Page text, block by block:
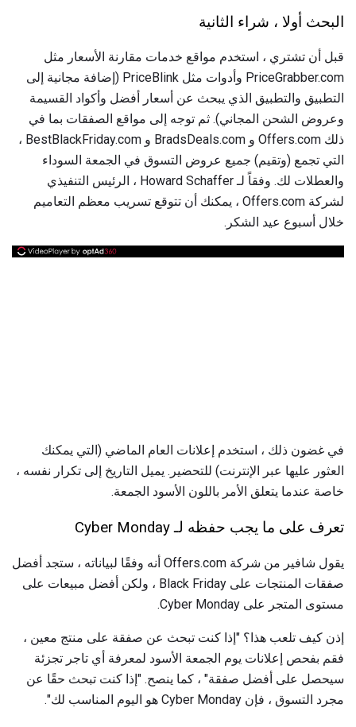
البحث أولا ، شراء الثانية
قبل أن تشتري ، استخدم مواقع خدمات مقارنة الأسعار مثل
PriceGrabber.com وأدوات مثل PriceBlink (إضافة مجانية إلى
التطبيق والتطبيق الذي يبحث عن أسعار أفضل وأكواد القسيمة
وعروض الشحن المجاني). ثم توجه إلى مواقع الصفقات بما في
ذلك Offers.com و BradsDeals.com و BestBlackFriday.com ،
التي تجمع (وتقيم) جميع عروض التسوق في الجمعة السوداء
والعطلات لك. وفقاً لـ Howard Schaffer ، الرئيس التنفيذي
لشركة Offers.com ، يمكنك أن تتوقع تسريب معظم التعاميم
خلال أسبوع عيد الشكر.
في غضون ذلك ، استخدم إعلانات العام الماضي (التي يمكنك
العثور عليها عبر الإنترنت) للتحضير. يميل التاريخ إلى تكرار نفسه ،
خاصة عندما يتعلق الأمر باللون الأسود الجمعة.
تعرف على ما يجب حفظه لـ Cyber ​​Monday
يقول شافير من شركة Offers.com أنه وفقًا لبياناته ، ستجد أفضل
صفقات المنتجات على Black Friday ، ولكن أفضل مبيعات على
مستوى المتجر على Cyber ​​Monday.
إذن كيف تلعب هذا؟ "إذا كنت تبحث عن صفقة على منتج معين ،
فقم بفحص إعلانات يوم الجمعة الأسود لمعرفة أي تاجر تجزئة
سيحصل على أفضل صفقة" ، كما ينصح. "إذا كنت تبحث حقًا عن
مجرد التسوق ، فإن Cyber ​​Monday هو اليوم المناسب لك".